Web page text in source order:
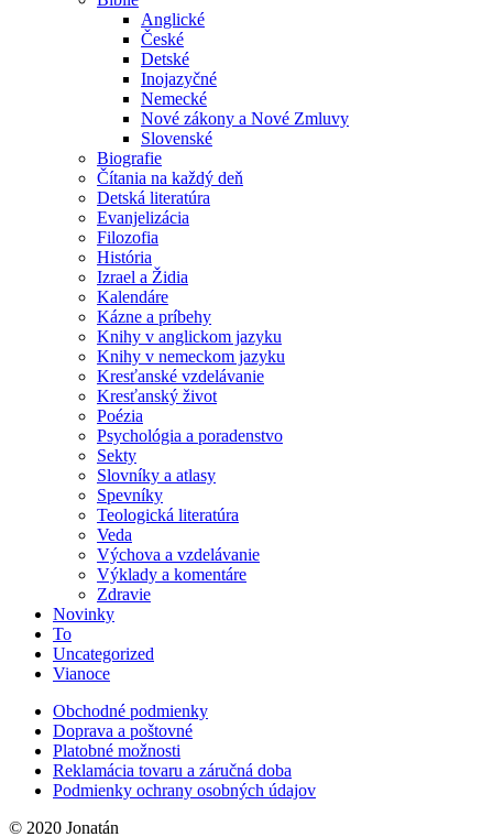
Anglické
České
Detské
Inojazyčné
Nemecké
Nové zákony a Nové Zmluvy
Slovenské
Biografie
Čítania na každý deň
Detská literatúra
Evanjelizácia
Filozofia
História
Izrael a Židia
Kalendáre
Kázne a príbehy
Knihy v anglickom jazyku
Knihy v nemeckom jazyku
Kresťanské vzdelávanie
Kresťanský život
Poézia
Psychológia a poradenstvo
Sekty
Slovníky a atlasy
Spevníky
Teologická literatúra
Veda
Výchova a vzdelávanie
Výklady a komentáre
Zdravie
Novinky
To
Uncategorized
Vianoce
Obchodné podmienky
Doprava a poštovné
Platobné možnosti
Reklamácia tovaru a záručná doba
Podmienky ochrany osobných údajov
© 2020 Jonatán